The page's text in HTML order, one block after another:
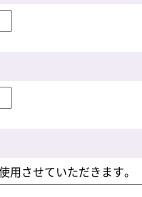
用させていただきます。